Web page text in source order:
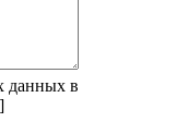
данных в
]